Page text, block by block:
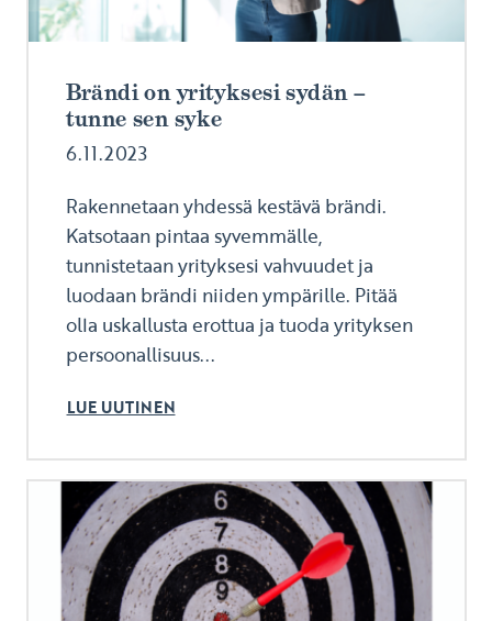
Brändi on yrityksesi sydän –
tunne sen syke
6.11.2023
Rakennetaan yhdessä kestävä brändi.
Katsotaan pintaa syvemmälle,
tunnistetaan yrityksesi vahvuudet ja
luodaan brändi niiden ympärille. Pitää
olla uskallusta erottua ja tuoda yrityksen
persoonallisuus...
LUE UUTINEN